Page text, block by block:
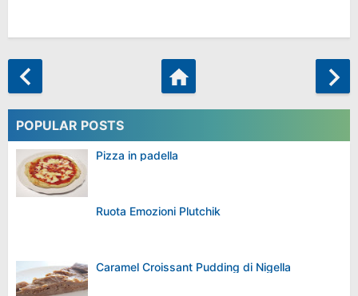
POPULAR POSTS
Pizza in padella
Ruota Emozioni Plutchik
Caramel Croissant Pudding di Nigella